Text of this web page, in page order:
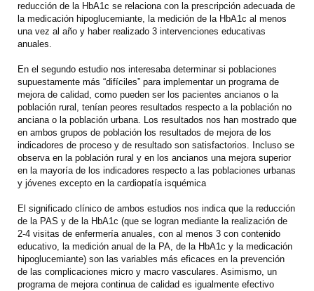
reducción de la HbA1c se relaciona con la prescripción adecuada de
la medicación hipoglucemiante, la medición de la HbA1c al menos
una vez al año y haber realizado 3 intervenciones educativas
anuales.
En el segundo estudio nos interesaba determinar si poblaciones
supuestamente más “difíciles” para implementar un programa de
mejora de calidad, como pueden ser los pacientes ancianos o la
población rural, tenían peores resultados respecto a la población no
anciana o la población urbana. Los resultados nos han mostrado que
en ambos grupos de población los resultados de mejora de los
indicadores de proceso y de resultado son satisfactorios. Incluso se
observa en la población rural y en los ancianos una mejora superior
en la mayoría de los indicadores respecto a las poblaciones urbanas
y jóvenes excepto en la cardiopatía isquémica
El significado clínico de ambos estudios nos indica que la reducción
de la PAS y de la HbA1c (que se logran mediante la realización de
2-4 visitas de enfermería anuales, con al menos 3 con contenido
educativo, la medición anual de la PA, de la HbA1c y la medicación
hipoglucemiante) son las variables más eficaces en la prevención
de las complicaciones micro y macro vasculares. Asimismo, un
programa de mejora continua de calidad es igualmente efectivo